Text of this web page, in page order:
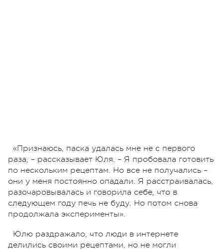
«Признаюсь, паска удалась мне не с первого
раза, – рассказывает Юля. – Я пробовала готовить
по нескольким рецептам. Но все не получались –
они у меня постоянно опадали. Я расстраивалась,
разочаровывалась и говорила себе, что в
следующем году печь не буду. Но потом снова
продолжала эксперименты».
Юлю раздражало, что люди в интернете
делились своими рецептами, но не могли